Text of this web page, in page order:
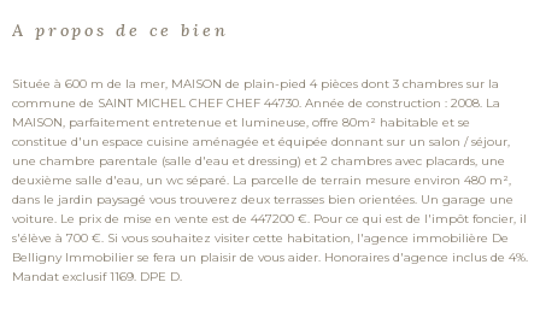
A propos de ce bien
Située à 600 m de la mer, MAISON de plain-pied 4 pièces dont 3 chambres sur la
commune de SAINT MICHEL CHEF CHEF 44730. Année de construction : 2008. La
MAISON, parfaitement entretenue et lumineuse, offre 80m² habitable et se
constitue d'un espace cuisine aménagée et équipée donnant sur un salon / séjour,
une chambre parentale (salle d'eau et dressing) et 2 chambres avec placards, une
deuxième salle d'eau, un wc séparé. La parcelle de terrain mesure environ 480 m²,
dans le jardin paysagé vous trouverez deux terrasses bien orientées. Un garage une
voiture. Le prix de mise en vente est de 447200 €. Pour ce qui est de l'impôt foncier, il
s'élève à 700 €. Si vous souhaitez visiter cette habitation, l'agence immobilière De
Belligny Immobilier se fera un plaisir de vous aider. Honoraires d'agence inclus de 4%.
Mandat exclusif 1169. DPE D.